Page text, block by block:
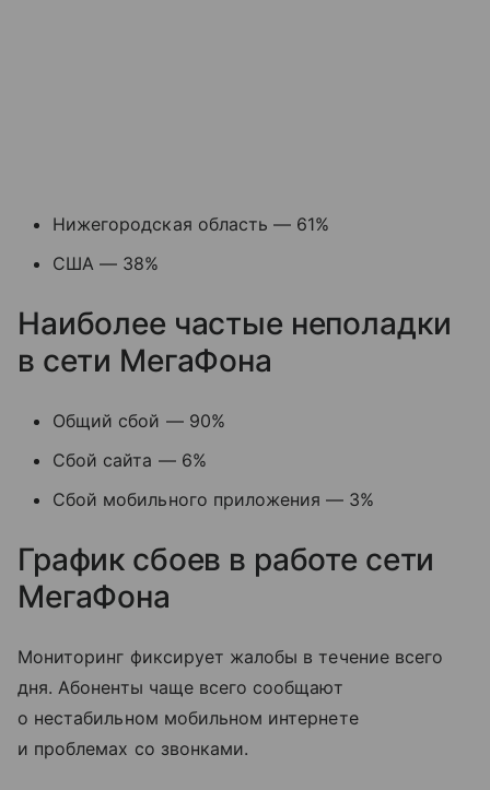
Нижегородская область — 61%
США — 38%
Наиболее частые неполадки
в сети МегаФона
Общий сбой — 90%
Сбой сайта — 6%
Сбой мобильного приложения — 3%
График сбоев в работе сети
МегаФона
Мониторинг фиксирует жалобы в течение всего
дня. Абоненты чаще всего сообщают
о нестабильном мобильном интернете
и проблемах со звонками.